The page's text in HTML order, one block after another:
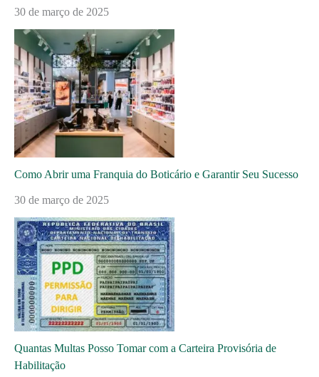
30 de março de 2025
Como Abrir uma Franquia do Boticário e Garantir Seu Sucesso
30 de março de 2025
Quantas Multas Posso Tomar com a Carteira Provisória de
Habilitação